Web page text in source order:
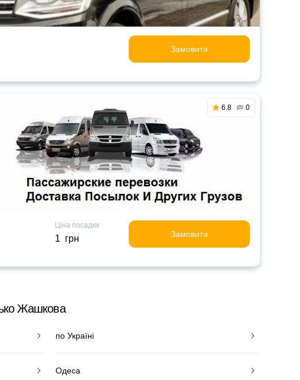
Замовити
6.8 0
Ціна посадки
1 грн Замовити
Жашкова
по Україні
Одеса